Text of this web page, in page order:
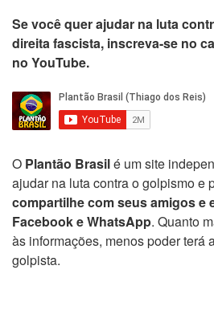
Se você quer ajudar na luta
direita fascista, inscreva-se no
no YouTube.
O Plantão Brasilé um site
ajudar na luta contra o golpismo e
compartilhe com seus amigos e
Facebook e WhatsApp. Quanto
às informações, menos poder terá
golpista.